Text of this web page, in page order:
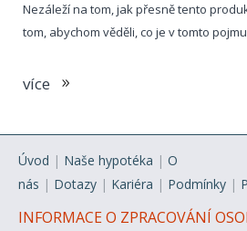
Nezáleží na tom, jak přesně tento
tom, abychom věděli, co je v tomto
více
Úvod | Naše hypotéka | O
nás | Dotazy | Kariéra | Podmínky |
INFORMACE O ZPRACOVÁNÍ